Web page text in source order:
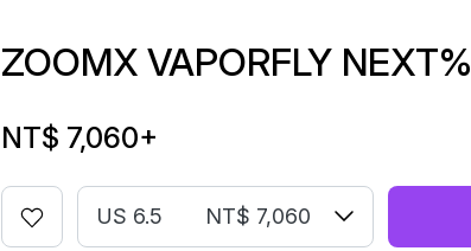
ZOOMX VAPORFLY
NT$ 7,060+
US 6.5 NT$ 7,060